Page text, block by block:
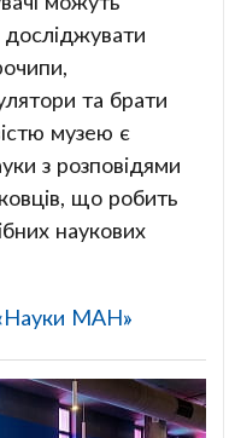
досліджувати
та брати
музею є
з розповідями
що робить
наукових
МАН»